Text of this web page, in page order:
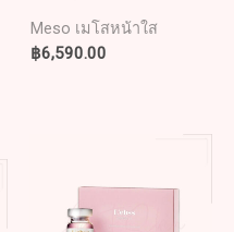
Meso เมโสหน้าใส
฿6,590.00